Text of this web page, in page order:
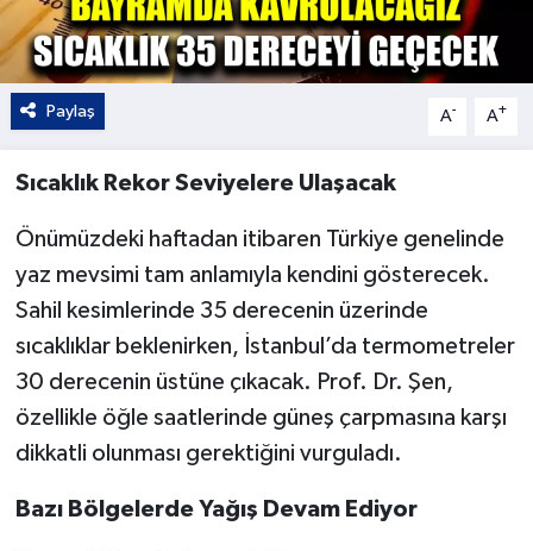
Paylaş A- A+
Sıcaklık Rekor Seviyelere Ulaşacak
Önümüzdeki haftadan itibaren Türkiye genelinde
yaz mevsimi tam anlamıyla kendini gösterecek.
Sahil kesimlerinde 35 derecenin üzerinde
sıcaklıklar beklenirken, İstanbul’da termometreler
30 derecenin üstüne çıkacak. Prof. Dr. Şen,
özellikle öğle saatlerinde güneş çarpmasına karşı
dikkatli olunması gerektiğini vurguladı.
Bazı Bölgelerde Yağış Devam Ediyor